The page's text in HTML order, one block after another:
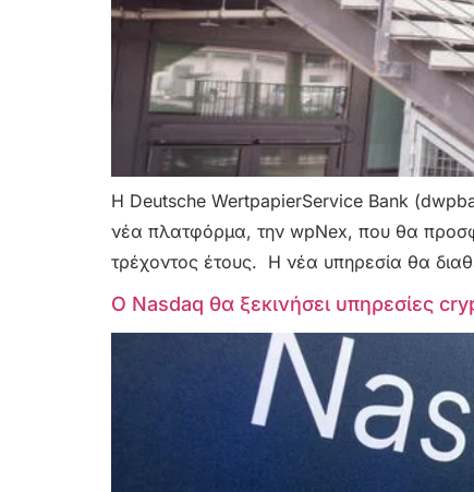
Η Deutsche WertpapierService Bank
νέα πλατφόρμα, την wpNex, που θα
τρέχοντος έτους. Η νέα υπηρεσία θα
Ο Nasdaq θα ξεκινήσει υπηρεσίες